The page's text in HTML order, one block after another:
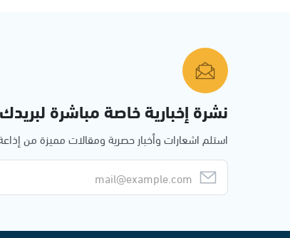
نشرة إخبارية خاصة مباشرة
استلم اشعارات وأخبار حصرية ومقالات مميزة من